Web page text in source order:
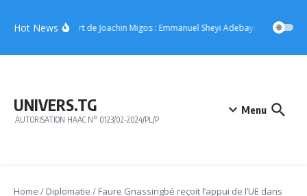
Hot NewsConcert de Joachin Migos : Emmanuel Sheyi Adebayor offre 10
UNIVERS.TG
AUTORISATION HAAC N° 0123/02-2024/PL/P
Menu
Home / Diplomatie / Faure Gnassingbé reçoit l’appui de l’UE dans